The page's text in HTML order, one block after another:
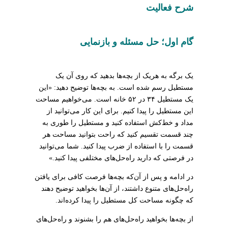
شرح فعالیت
گام اول؛ حل مسئله و بازنمایی
یک برگه به هریک از بچه‌ها بدهید که روی آن یک
مستطیل رسم شده است. به بچه‌ها توضیح دهید: «این
یک مستطیل ۳۴ در ۵۲ خانه است. می‌خواهیم مساحت
این مستطیل را پیدا کنیم. برای این کار می‌توانید از
مداد و خط‌کش استفاده کنید و مستطیل را طوری به
چند قسمت تقسیم کنید که راحت بتوانید مساحت هر
قسمت را با استفاده از ضرب پیدا کنید. شما می‌توانید
در فرصتی که دارید راه‌حل‌های مختلفی پیدا کنید.»
در ادامه و پس از آن‌که بچه‌ها فرصت کافی برای یافتن
راه‌حل‌های متنوع داشتند، از آن‌ها بخواهید توضیح دهند
که چگونه مساحت کل مستطیل را پیدا کرده‌اند.
از بچه‌ها بخواهید راه‌حل‌های هم را بشنوند و راه‌حل‌های